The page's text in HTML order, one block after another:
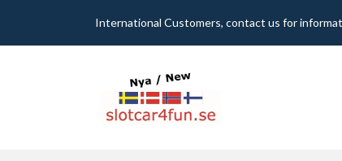
International Customers, contact us for